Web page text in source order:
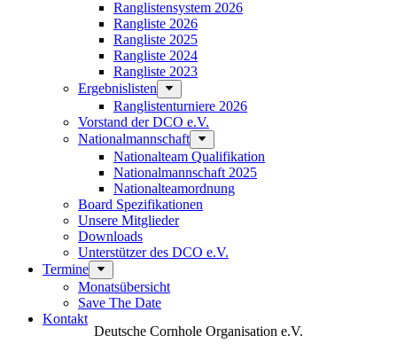
Ranglistensystem 2026
Rangliste 2026
Rangliste 2025
Rangliste 2024
Rangliste 2023
Ergebnislisten
Ranglistenturniere 2026
Vorstand der DCO e.V.
Nationalmannschaft
Nationalteam Qualifikation
Nationalmannschaft 2025
Nationalteamordnung
Board Spezifikationen
Unsere Mitglieder
Downloads
Unterstützer des DCO e.V.
Termine
Monatsübersicht
Save The Date
Kontakt
Deutsche Cornhole Organisation e.V.